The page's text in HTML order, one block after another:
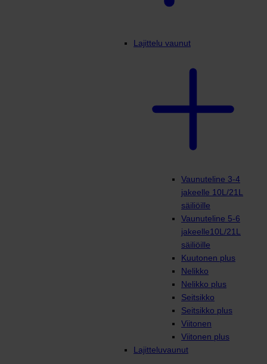
Lajittelu vaunut
Vaunuteline 3-4
jakeelle 10L/21L
säiliöille
Vaunuteline 5-6
jakeelle10L/21L
säiliöille
Kuutonen plus
Nelikko
Nelikko plus
Seitsikko
Seitsikko plus
Viitonen
Viitonen plus
Lajitteluvaunut